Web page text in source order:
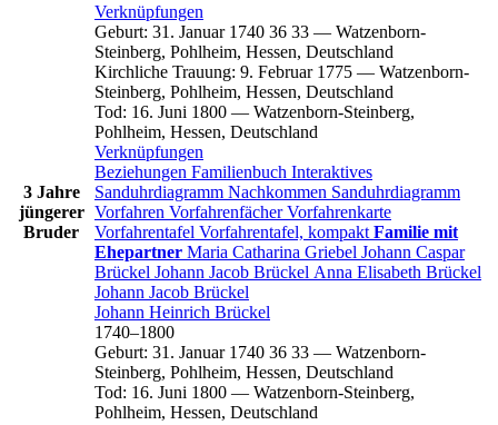
3 Jahre
jüngerer
Bruder
Verknüpfungen
Geburt: 31. Januar 1740 36 33 — Watzenborn-
Steinberg, Pohlheim, Hessen, Deutschland
Kirchliche Trauung: 9. Februar 1775 — Watzenborn-
Steinberg, Pohlheim, Hessen, Deutschland
Tod: 16. Juni 1800 — Watzenborn-Steinberg,
Pohlheim, Hessen, Deutschland
Verknüpfungen
Beziehungen Familienbuch Interaktives
Sanduhrdiagramm Nachkommen Sanduhrdiagramm
Vorfahren VorfahrenfächerVorfahrenkarte
Vorfahrentafel Vorfahrentafel, kompakt Familie mit
Ehepartner Maria Catharina Griebel Johann Caspar
Brückel Johann Jacob Brückel Anna Elisabeth Brückel
Johann Jacob Brückel
Johann Heinrich Brückel
1740–1800
Geburt: 31. Januar 1740 36 33 — Watzenborn-
Steinberg, Pohlheim, Hessen, Deutschland
Tod: 16. Juni 1800 — Watzenborn-Steinberg,
Pohlheim, Hessen, Deutschland